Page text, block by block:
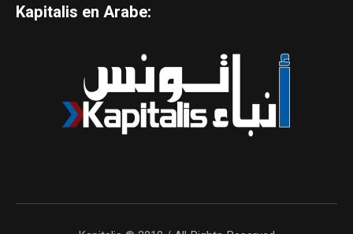
Kapitalis en Arabe: